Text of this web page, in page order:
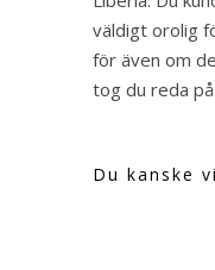
väldigt orolig
för även om
tog du reda
Du kanske